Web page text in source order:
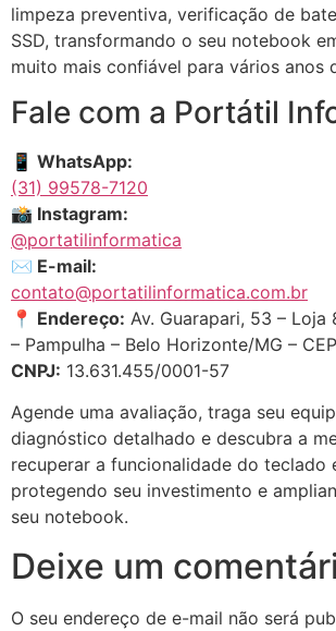
limpeza preventiva, verificação de
SSD, transformando o seu notebook
muito mais confiável para vários anos
Fale com a Portátil
📱 WhatsApp:
(31) 99578-7120
📸 Instagram:
@portatilinformatica
✉ E-mail:
contato@portatilinformatica.com.br
📍 Endereço: Av. Guarapari, 53 – Loja
– Pampulha – Belo Horizonte/MG –
CNPJ: 13.631.455/0001-57
Agende uma avaliação, traga seu
diagnóstico detalhado e descubra a
recuperar a funcionalidade do teclado
protegendo seu investimento e
seu notebook.
Deixe um
O seu endereço de e-mail não será